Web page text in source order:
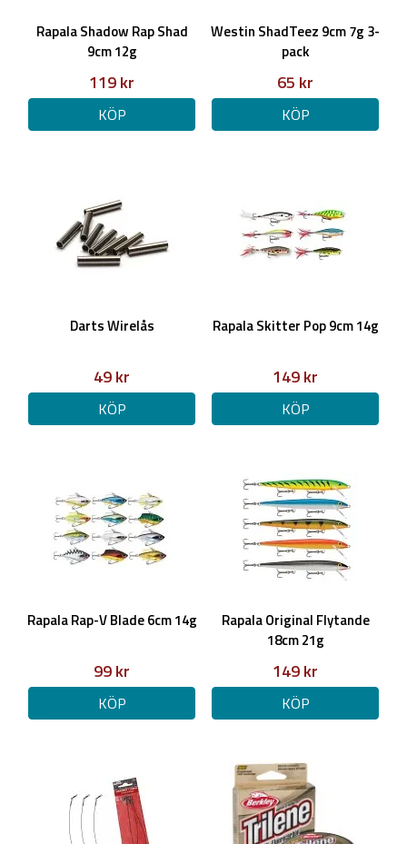
Rapala Shadow Rap Shad
9cm 12g
119 kr
KÖP
Westin ShadTeez 9cm 7g 3-
pack
65 kr
KÖP
Darts Wirelås
49 kr
KÖP
Rapala Skitter Pop 9cm 14g
149 kr
KÖP
Rapala Rap-V Blade 6cm 14g
99 kr
KÖP
Rapala Original Flytande
18cm 21g
149 kr
KÖP